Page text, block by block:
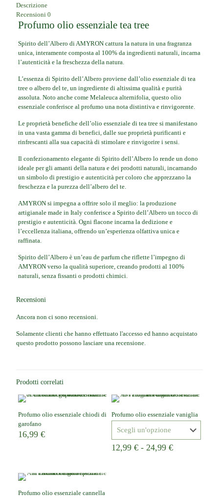
Descrizione
Recensioni 0
Profumo olio essenziale tea tree
Spirito dell’Albero di AMYRON cattura la natura in una fragranza
unica, interamente composta al 100% da ingredienti naturali, incarna
l’autenticità e la freschezza della natura.
L’essenza di Spirito dell’Albero proviene dall’olio essenziale di tea
tree o albero del te, un ingrediente di altissima qualità e purità
assoluta. Noto anche come Melaleuca alternifolia, questo olio
essenziale conferisce al profumo una nota distintiva e rinvigorente.
Le proprietà benefiche dell’olio essenziale di tea tree si manifestano
in una vasta gamma di benefici, dalle sue proprietà purificanti e
rinfrescanti alla sua capacità di stimolare e rinvigorire i sensi.
Il confezionamento elegante di Spirito dell’Albero lo rende un dono
ideale per gli amanti della natura e dei prodotti naturali, incarnando
un simbolo di prestigio e autenticità per coloro che apprezzano la
freschezza e la purezza dell’albero del te.
AMYRON si impegna a offrire solo il meglio: la produzione
artigianale made in Italy conferisce a Spirito dell’Albero un tocco di
prestigio e autenticità. Ogni flacone incarna la dedizione e
l’eccellenza italiana, offrendo un’esperienza olfattiva unica e
raffinata.
Spirito dell’Albero è un’eau de parfum che riflette l’impegno di
AMYRON verso la qualità superiore, creando prodotti al 100%
naturali, senza fissanti o prodotti chimici.
Recensioni
Ancora non ci sono recensioni.
Solamente clienti che hanno effettuato l'accesso ed hanno acquistato
questo prodotto possono lasciare una recensione.
Prodotti correlati
Profumo olio essenziale chiodi di
garofano
16,99 €
Profumo olio essenziale vaniglia
12,99 € - 24,99 €Fascia
Profumo olio essenziale cannella